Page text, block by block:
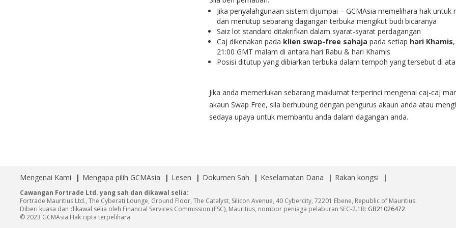
Jika penyalahgunaan sistem dijumpai – GCMAsia memelihara hak
dan menutup sebarang dagangan terbuka mengikut budi bicaranya
Saiz lot standard ditakrifkan dalam syarat-syarat perdagangan
Caj dikenakan pada klien swap-free sahaja pada setiap hari Khamis
21:00 GMT malam di antara hari Rabu & hari Khamis
Posisi ditutup yang dibiarkan terbuka dalam tempoh yang tersebut di
Jika anda memerlukan sebarang maklumat terperinci mengenai caj-caj
akaun Swap Free, sila berhubung dengan pengurus akaun anda atau
sedaya upaya untuk membantu anda dalam dagangan anda.
Mengenai Kami Mengapa pilih GCMAsia Lesen Dokumen Sah Keselamatan Dana Rakan kongsi
Cawangan Fortrade Ltd. yang sah dan dikawal selia:
Fortrade Mauritius Ltd., The Cyberati Lounge, Ground Floor, The Catalyst, Silicon Avenue, 40 Cybercity, 72201 Ebene, Republic of Mauritius.
Diberi kuasa dan dikawal selia oleh Financial Services Commission (FSC), Mauritius, nombor peniaga pelaburan SEC-2.1B: GB21026472.
© 2023 GCMAsia Hak cipta terpelihara